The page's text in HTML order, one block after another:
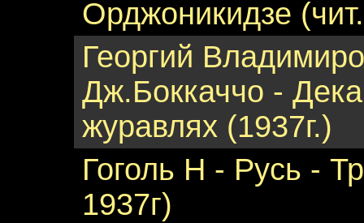
Орджоникидзе
Георгий
Дж.Боккаччо -
журавлях (1937г.)
Гоголь Н - Русь -
1937г)